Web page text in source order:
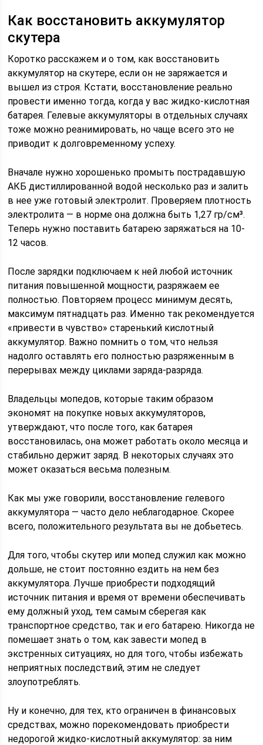
Как восстановить аккумулятор
скутера
Коротко расскажем и о том, как восстановить
аккумулятор на скутере, если он не заряжается и
вышел из строя. Кстати, восстановление реально
провести именно тогда, когда у вас жидко-кислотная
батарея. Гелевые аккумуляторы в отдельных случаях
тоже можно реанимировать, но чаще всего это не
приводит к долговременному успеху.
Вначале нужно хорошенько промыть пострадавшую
АКБ дистиллированной водой несколько раз и залить
в нее уже готовый электролит. Проверяем плотность
электролита — в норме она должна быть 1,27 гр/см³.
Теперь нужно поставить батарею заряжаться на 10-
12 часов.
После зарядки подключаем к ней любой источник
питания повышенной мощности, разряжаем ее
полностью. Повторяем процесс минимум десять,
максимум пятнадцать раз. Именно так рекомендуется
«привести в чувство» старенький кислотный
аккумулятор. Важно помнить о том, что нельзя
надолго оставлять его полностью разряженным в
перерывах между циклами заряда-разряда.
Владельцы мопедов, которые таким образом
экономят на покупке новых аккумуляторов,
утверждают, что после того, как батарея
восстановилась, она может работать около месяца и
стабильно держит заряд. В некоторых случаях это
может оказаться весьма полезным.
Как мы уже говорили, восстановление гелевого
аккумулятора — часто дело неблагодарное. Скорее
всего, положительного результата вы не добьетесь.
Для того, чтобы скутер или мопед служил как можно
дольше, не стоит постоянно ездить на нем без
аккумулятора. Лучше приобрести подходящий
источник питания и время от времени обеспечивать
ему должный уход, тем самым сберегая как
транспортное средство, так и его батарею. Никогда не
помешает знать о том, как завести мопед в
экстренных ситуациях, но для того, чтобы избежать
неприятных последствий, этим не следует
злоупотреблять.
Ну и конечно, для тех, кто ограничен в финансовых
средствах, можно порекомендовать приобрести
недорогой жидко-кислотный аккумулятор: за ним